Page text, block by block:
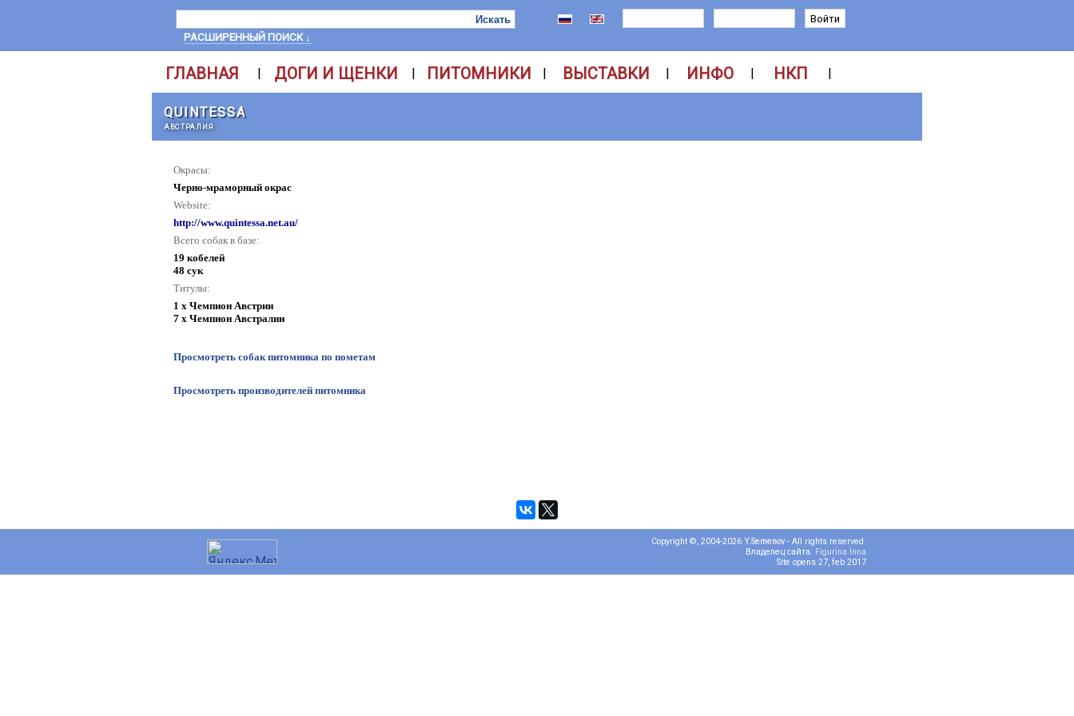
РАСШИРЕННЫЙ ПОИСК ↓
ГЛАВНАЯ | ДОГИ И ЩЕНКИ | ПИТОМНИКИ | ВЫСТАВКИ | ИНФО | НКП |
QUINTESSA
АВСТРАЛИЯ
Окрасы:
Черно-мраморный окрас
Website:
http://www.quintessa.net.au/
Всего собак в базе:
19 кобелей
48 сук
Титулы:
1 x Чемпион Австрии
7 x Чемпион Австралии
Просмотреть собак питомника по пометам
Просмотреть производителей питомника
Copyright ©, 2004-2026 Y.Semenov - All rights reserved.
Владелец сайта: Figurina Inna
Site opens 27, feb 2017